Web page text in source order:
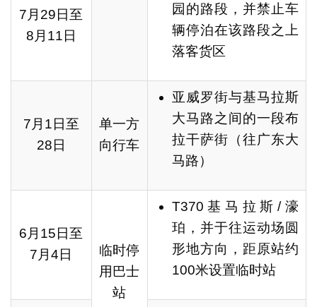
7月29日至
8月11日
园的路段，并禁止车
辆停泊在该路段之上
落客货区
7月1日至
28日
单一方
向行车
亚威罗街与基马拉斯
大马路之间的一段布
拉干萨街（往广东大
马路）
6月15日至
7月4日
临时停
用巴士
站
T370基马拉斯/濠
珀，并于往运动场圆
形地方向，距原站约
100米设置临时站